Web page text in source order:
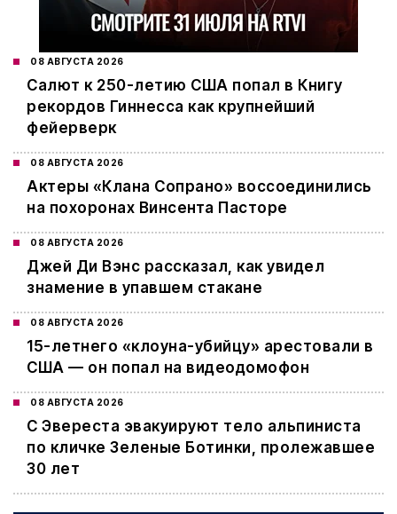
08 АВГУСТА 2026
Салют к 250-летию США попал в Книгу
рекордов Гиннесса как крупнейший
фейерверк
08 АВГУСТА 2026
Актеры «Клана Сопрано» воссоединились
на похоронах Винсента Пасторе
08 АВГУСТА 2026
Джей Ди Вэнс рассказал, как увидел
знамение в упавшем стакане
08 АВГУСТА 2026
15-летнего «клоуна-убийцу» арестовали в
США — он попал на видеодомофон
08 АВГУСТА 2026
С Эвереста эвакуируют тело альпиниста
по кличке Зеленые Ботинки, пролежавшее
30 лет